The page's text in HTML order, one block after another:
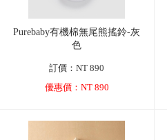
Purebaby有機棉無尾熊搖鈴-灰
色
訂價：NT 890
優惠價：NT 890